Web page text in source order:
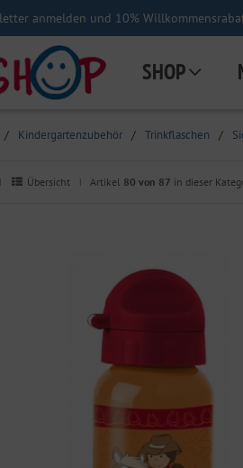
anmelden und 10%
SHOP
/ Kindergartenzubehör / Trinkflaschen /
| Übersicht | Artikel 80 von 87 in dieser